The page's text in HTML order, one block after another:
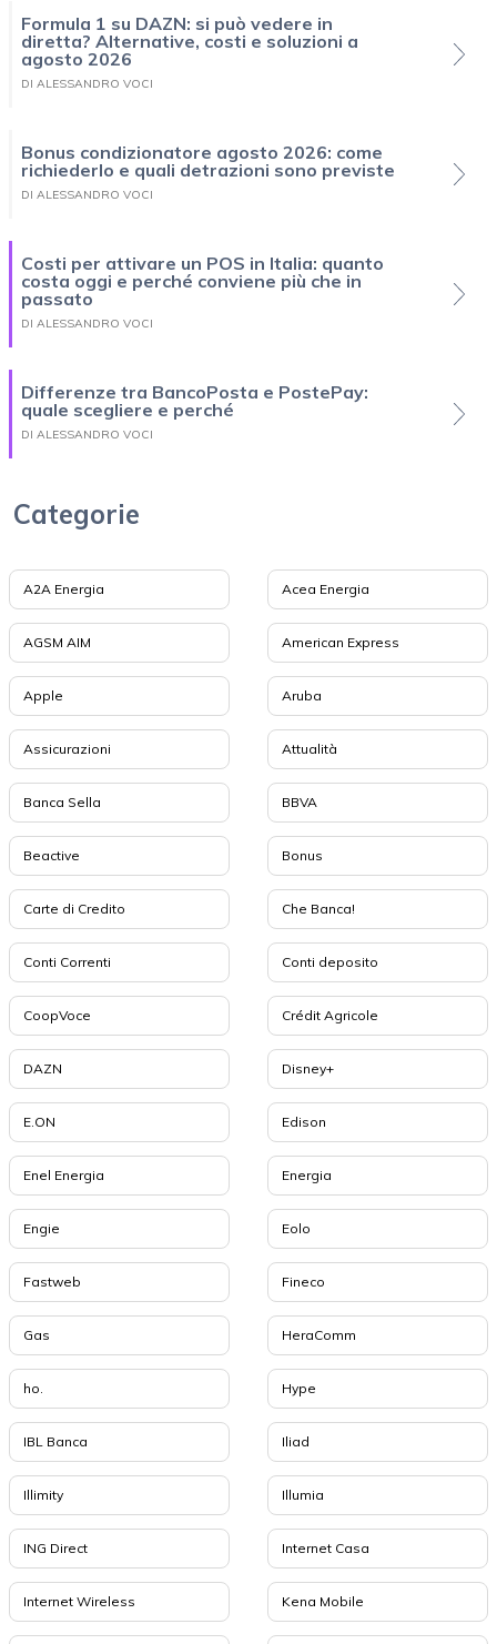
Formula 1 su DAZN: si può vedere in
diretta? Alternative, costi e soluzioni a
agosto 2026
DI ALESSANDRO VOCI
Bonus condizionatore agosto 2026: come
richiederlo e quali detrazioni sono previste
DI ALESSANDRO VOCI
Costi per attivare un POS in Italia: quanto
costa oggi e perché conviene più che in
passato
DI ALESSANDRO VOCI
Differenze tra BancoPosta e PostePay:
quale scegliere e perché
DI ALESSANDRO VOCI
Categorie
A2A Energia Acea Energia
AGSM AIM American Express
Apple Aruba
Assicurazioni Attualità
Banca Sella BBVA
Beactive Bonus
Carte di Credito Che Banca!
Conti Correnti Conti deposito
CoopVoce Crédit Agricole
DAZN Disney+
E.ON Edison
Enel Energia Energia
Engie Eolo
Fastweb Fineco
Gas HeraComm
ho. Hype
IBL Banca Iliad
Illimity Illumia
ING Direct Internet Casa
Internet Wireless Kena Mobile